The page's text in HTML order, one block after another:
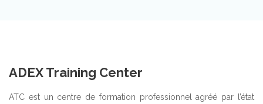
ADEX Training Center
ATC est un centre de formation professionnel agréé par l’état